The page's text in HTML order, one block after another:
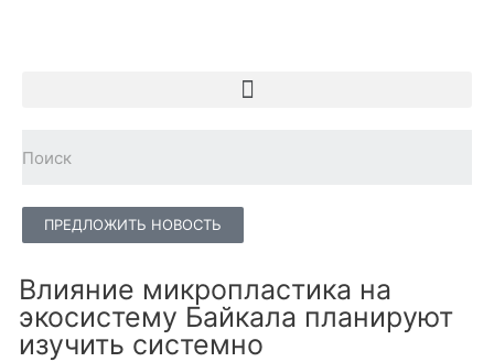
ПРЕДЛОЖИТЬ НОВОСТЬ
Влияние микропластика на
экосистему Байкала планируют
изучить системно